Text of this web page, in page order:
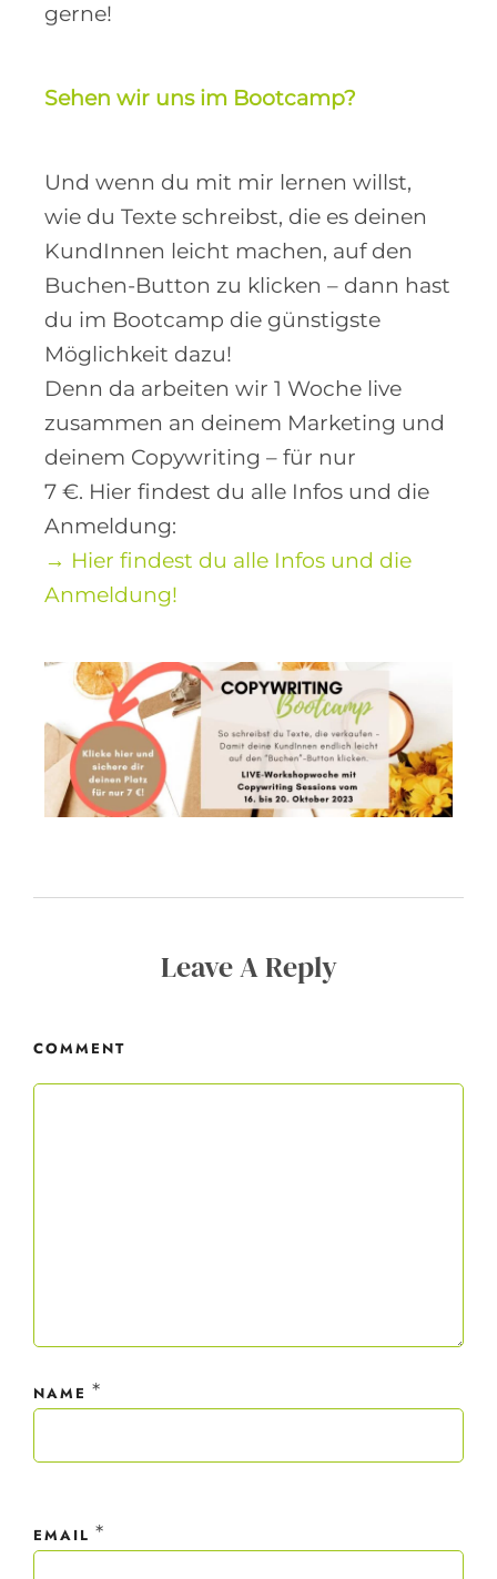
gerne!
Sehen wir uns im Bootcamp?
Und wenn du mit mir lernen willst,
wie du Texte schreibst, die es deinen
KundInnen leicht machen, auf den
Buchen-Button zu klicken – dann hast
du im Bootcamp die günstigste
Möglichkeit dazu!
Denn da arbeiten wir 1 Woche live
zusammen an deinem Marketing und
deinem Copywriting – für nur
7 €. Hier findest du alle Infos und die
Anmeldung:
→ Hier findest du alle Infos und die
Anmeldung!
Leave A Reply
COMMENT
NAME *
EMAIL *